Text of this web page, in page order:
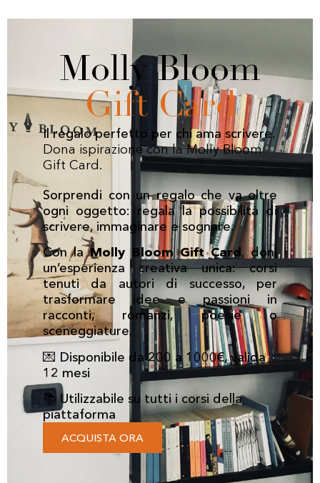
Molly Bloom
Gift Card
Il regalo perfetto per chi ama scrivere.
Dona ispirazione con la Molly Bloom
Gift Card.
Sorprendi con un regalo che va oltre
ogni oggetto: regala la possibilità di
scrivere, immaginare e sognare.
Con laMolly Bloom Gift Card, doni
un’esperienza creativa unica: corsi
tenuti da autori di successo, per
trasformare idee e passioni in
racconti, romanzi, poesie o
sceneggiature.
💌 Disponibile da 200 a 1000€, valida
12 mesi
📚 Utilizzabile su tutti i corsi della
piattaforma
ACQUISTA ORA